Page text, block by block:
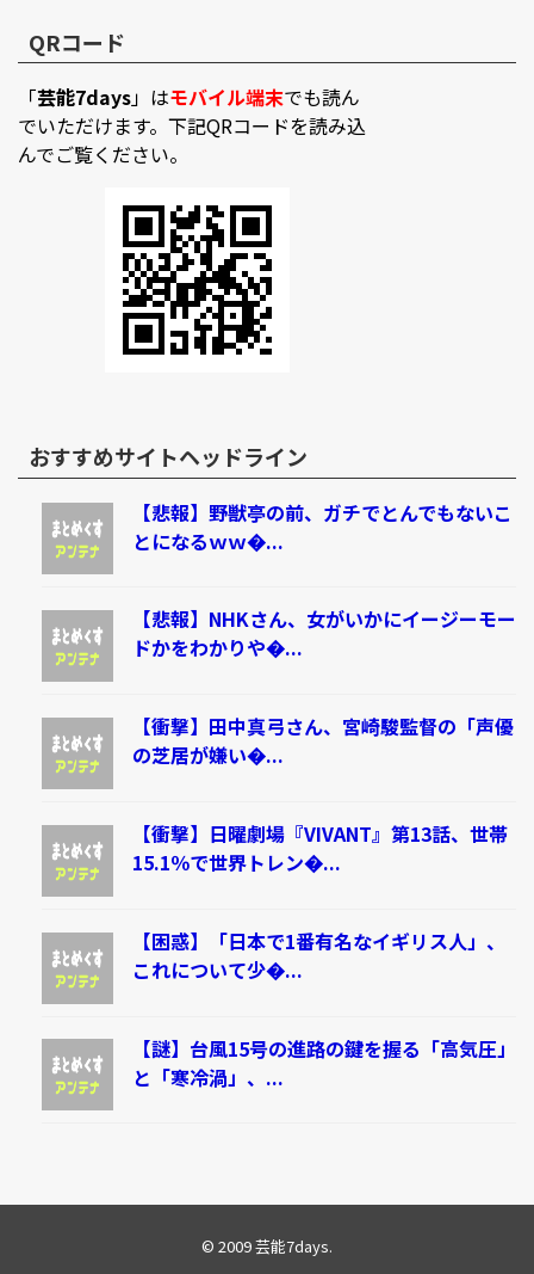
QRコード
「芸能7days」はモバイル端末でも読ん
でいただけます。下記QRコードを読み込
んでご覧ください。
おすすめサイトヘッドライン
【悲報】野獣亭の前、ガチでとんでもないこ
とになるｗｗ�...
【悲報】NHKさん、女がいかにイージーモー
ドかをわかりや�...
【衝撃】田中真弓さん、宮崎駿監督の「声優
の芝居が嫌い�...
【衝撃】日曜劇場『VIVANT』第13話、世帯
15.1％で世界トレン�...
【困惑】「日本で1番有名なイギリス人」、
これについて少�...
【謎】台風15号の進路の鍵を握る「高気圧」
と「寒冷渦」、...
© 2009芸能7days.